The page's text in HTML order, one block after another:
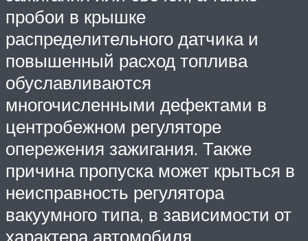
пробои в крышке
распределительного датчика и
повышенный расход топлива
обуславливаются
многочисленными дефектами в
центробежном регуляторе
опережения зажигания. Также
причина пропуска может крыться в
неисправность регулятора
вакуумного типа, в зависимости от
характера автомобиля.